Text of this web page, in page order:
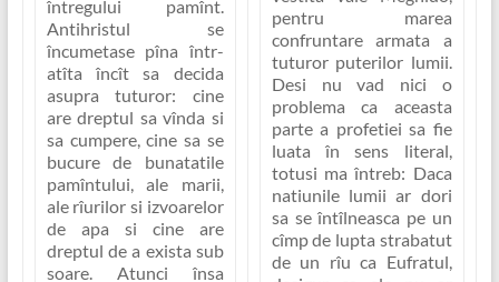
întregului pamînt.
Antihristul se
încumetase pîna într-
atîta încît sa decida
asupra tuturor: cine
are dreptul sa vînda si
sa cumpere, cine sa se
bucure de bunatatile
pamîntului, ale marii,
ale rîurilor si izvoarelor
de apa si cine are
dreptul de a exista sub
soare. Atunci însa
pentru marea
confruntare armata a
tuturor puterilor lumii.
Desi nu vad nici o
problema ca aceasta
parte a profetiei sa fie
luata în sens literal,
totusi ma întreb: Daca
natiunile lumii ar dori
sa se întîlneasca pe un
cîmp de lupta strabatut
de un rîu ca Eufratul,